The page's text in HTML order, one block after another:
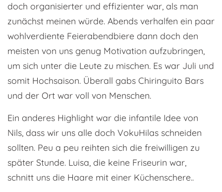
doch organisierter und effizienter war, als man
zunächst meinen würde. Abends verhalfen ein paar
wohlverdiente Feierabendbiere dann doch den
meisten von uns genug Motivation aufzubringen,
um sich unter die Leute zu mischen. Es war Juli und
somit Hochsaison. Überall gabs Chiringuito Bars
und der Ort war voll von Menschen.
Ein anderes Highlight war die infantile Idee von
Nils, dass wir uns alle doch VokuHilas schneiden
sollten. Peu a peu reihten sich die freiwilligen zu
später Stunde. Luisa, die keine Friseurin war,
schnitt uns die Haare mit einer Küchenschere..